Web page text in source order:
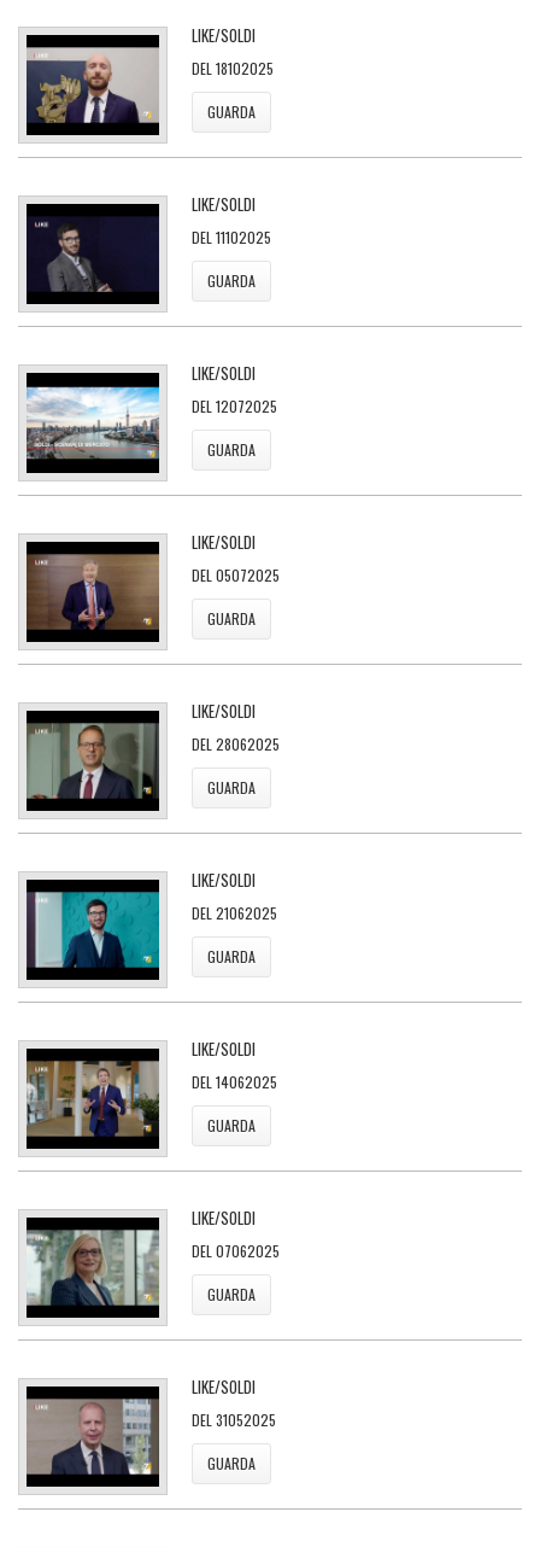
LIKE/SOLDI
DEL 18102025
GUARDA
LIKE/SOLDI
DEL 11102025
GUARDA
LIKE/SOLDI
DEL 12072025
GUARDA
LIKE/SOLDI
DEL 05072025
GUARDA
LIKE/SOLDI
DEL 28062025
GUARDA
LIKE/SOLDI
DEL 21062025
GUARDA
LIKE/SOLDI
DEL 14062025
GUARDA
LIKE/SOLDI
DEL 07062025
GUARDA
LIKE/SOLDI
DEL 31052025
GUARDA